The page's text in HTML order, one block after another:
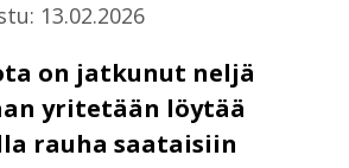
13.02.2026
on jatkunut neljä
yritetään löytää
rauha saataisiin